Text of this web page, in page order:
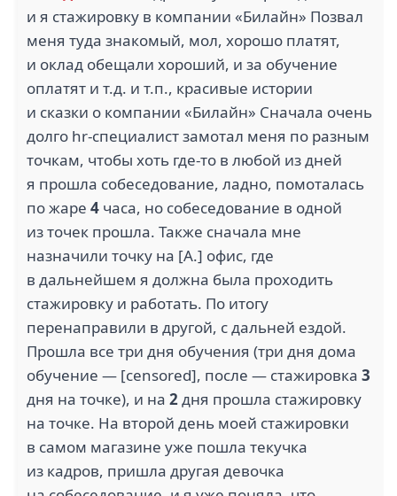
и я стажировку в компании «Билайн» Позвал
меня туда знакомый, мол, хорошо платят,
и оклад обещали хороший, и за обучение
оплатят и т.д. и т.п., красивые истории
и сказки о компании «Билайн» Сначала очень
долго hr-специалист замотал меня по разным
точкам, чтобы хоть где-то в любой из дней
я прошла собеседование, ладно, помоталась
по жаре 4 часа, но собеседование в одной
из точек прошла. Также сначала мне
назначили точку на [А.] офис, где
в дальнейшем я должна была проходить
стажировку и работать. По итогу
перенаправили в другой, с дальней ездой.
Прошла все три дня обучения (три дня дома
обучение — [censored], после — стажировка 3
дня на точке), и на 2дня прошла стажировку
на точке. На второй день моей стажировки
в самом магазине уже пошла текучка
из кадров, пришла другая девочка